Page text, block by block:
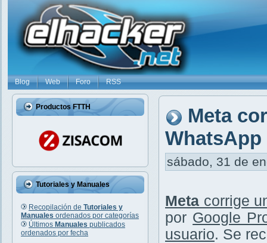
Blog Web Foro RSS
Productos FTTH
Tutoriales y Manuales
Recopilación de Tutoriales y
Manuales ordenados por categorías
Últimos Manuales publicados
ordenados por fecha
Meta
sábado, 31 de
Meta corrige
por Google
usuario. Se